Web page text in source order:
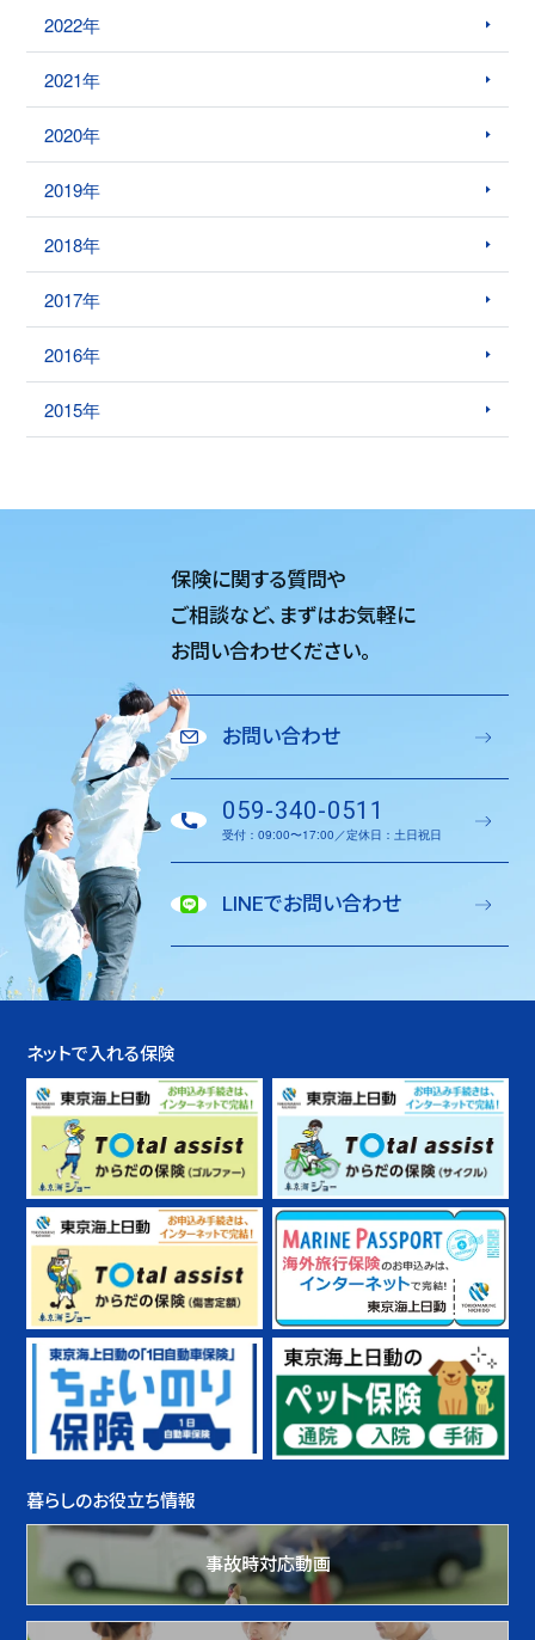
2022年
2021年
2020年
2019年
2018年
2017年
2016年
2015年
保険に関する質問や
ご相談など、 まずはお気軽に
お問い合わせください。
お問い合わせ
059-340-0511
受付：09:00〜17:00／定休日：土日祝日
LINEでお問い合わせ
ネットで入れる保険
暮らしのお役立ち情報
事故時対応動画